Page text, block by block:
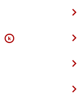
K